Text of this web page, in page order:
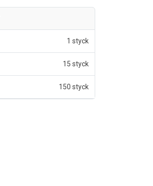
1 styck
15 styck
150 styck